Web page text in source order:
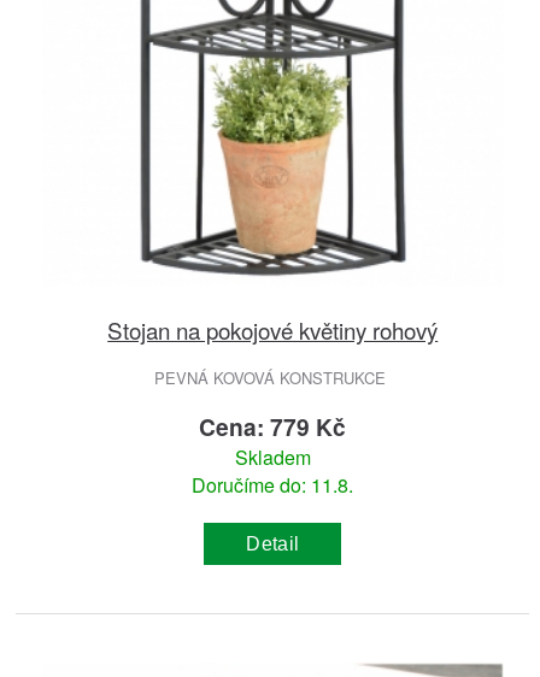
Stojan na pokojové květiny rohový
PEVNÁ KOVOVÁ KONSTRUKCE
Cena: 779 Kč
Skladem
Doručíme do: 11.8.
Detail